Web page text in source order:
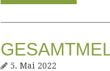
5. Mai 2022